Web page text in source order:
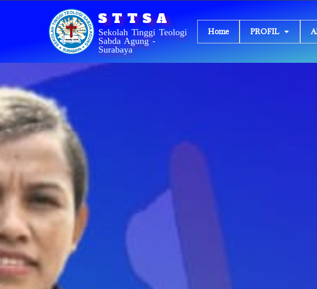
STTSA
Sekolah Tinggi Teologi
Sabda Agung -
Surabaya
Home PROFIL